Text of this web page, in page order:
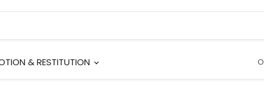
& RESTITUTION